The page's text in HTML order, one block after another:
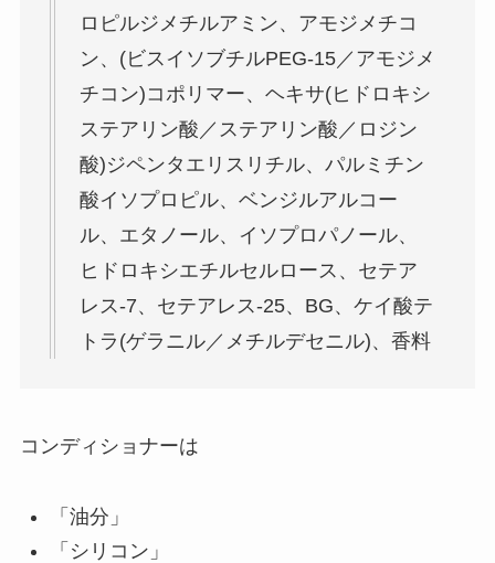
ロピルジメチルアミン、アモジメチコ
ン、(ビスイソブチルPEG-15／アモジメ
チコン)コポリマー、ヘキサ(ヒドロキシ
ステアリン酸／ステアリン酸／ロジン
酸)ジペンタエリスリチル、パルミチン
酸イソプロピル、ベンジルアルコー
ル、エタノール、イソプロパノール、
ヒドロキシエチルセルロース、セテア
レス-7、セテアレス-25、BG、ケイ酸テ
トラ(ゲラニル／メチルデセニル)、香料
コンディショナーは
「油分」
「シリコン」